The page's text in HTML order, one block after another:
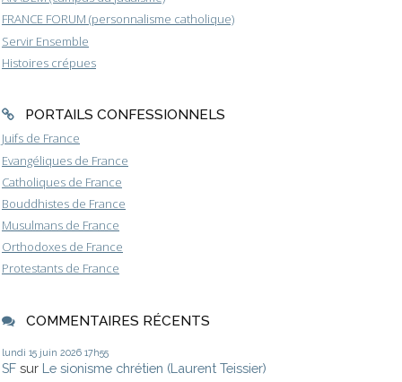
FRANCE FORUM (personnalisme catholique)
Servir Ensemble
Histoires crépues
PORTAILS CONFESSIONNELS
Juifs de France
Evangéliques de France
Catholiques de France
Bouddhistes de France
Musulmans de France
Orthodoxes de France
Protestants de France
COMMENTAIRES RÉCENTS
lundi 15 juin 2026 17h55
SF sur Le sionisme chrétien (Laurent Teissier)